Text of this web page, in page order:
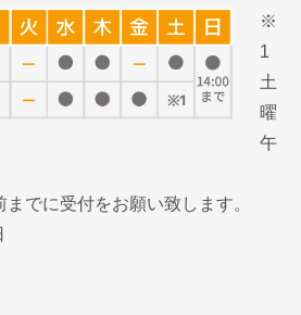
※
1
土
曜
午
でに受付をお願い致します。